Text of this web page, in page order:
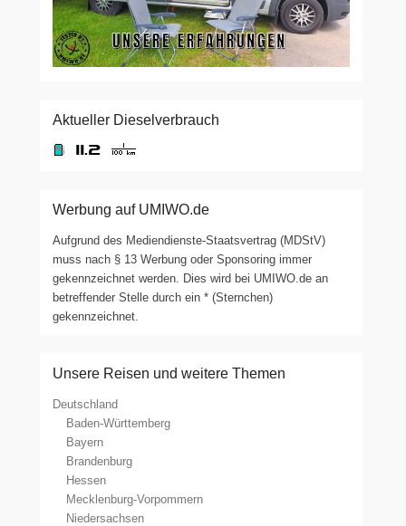
Aktueller Dieselverbrauch
Werbung auf UMIWO.de
Aufgrund des Mediendienste-Staatsvertrag (MDStV)
muss nach § 13 Werbung oder Sponsoring immer
gekennzeichnet werden. Dies wird bei UMIWO.de an
betreffender Stelle durch ein * (Sternchen)
gekennzeichnet.
Unsere Reisen und weitere Themen
Deutschland
Baden-Württemberg
Bayern
Brandenburg
Hessen
Mecklenburg-Vorpommern
Niedersachsen